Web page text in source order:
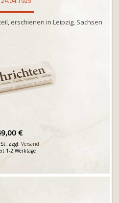
erschienen in Leipzig, Sachsen
€
zzgl. Versand
1-2 Werktage